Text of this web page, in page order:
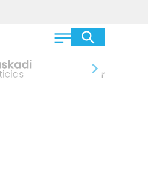
chevron_right